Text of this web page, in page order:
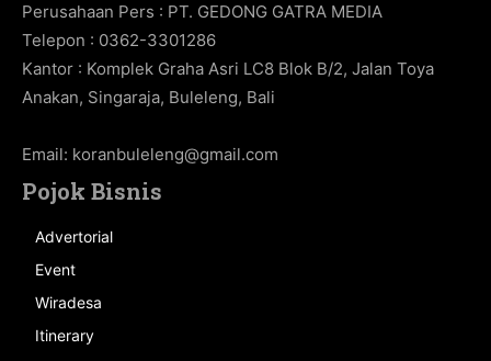
Perusahaan Pers : PT. GEDONG GATRA MEDIA
Telepon : 0362-3301286
Kantor : Komplek Graha Asri LC8 Blok B/2, Jalan Toya
Anakan, Singaraja, Buleleng, Bali
Email: koranbuleleng@gmail.com
Pojok Bisnis
Advertorial
Event
Wiradesa
Itinerary